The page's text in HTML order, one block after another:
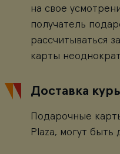
на свое
получатель
рассчитываться
карты
Доставка
Подарочные
Plaza, могут